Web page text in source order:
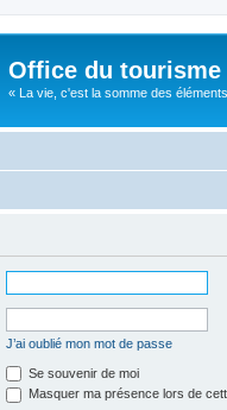
Office du tourisme
« La vie, c'est la somme des
J’ai oublié mon mot de passe
Se souvenir de moi
Masquer ma présence lors de